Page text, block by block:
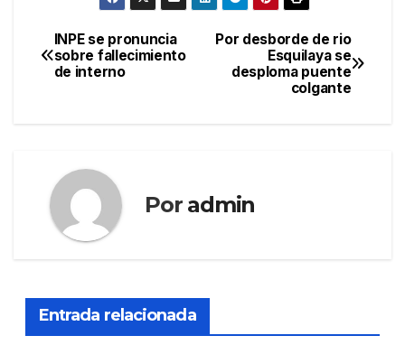
Navegación
de
Por desborde de rio
Esquilaya se
desploma puente
colgante
INPE se pronuncia
sobre fallecimiento
de interno
Por admin
Entrada relacionada